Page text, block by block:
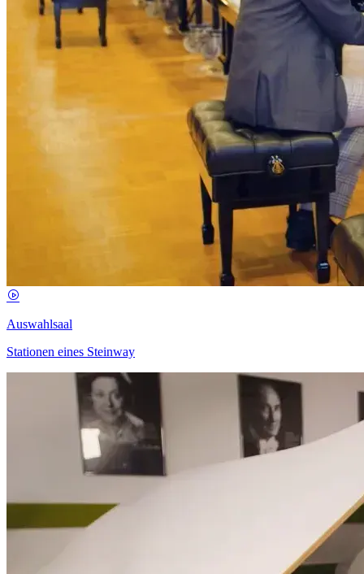
Auswahlsaal
Stationen eines Steinway